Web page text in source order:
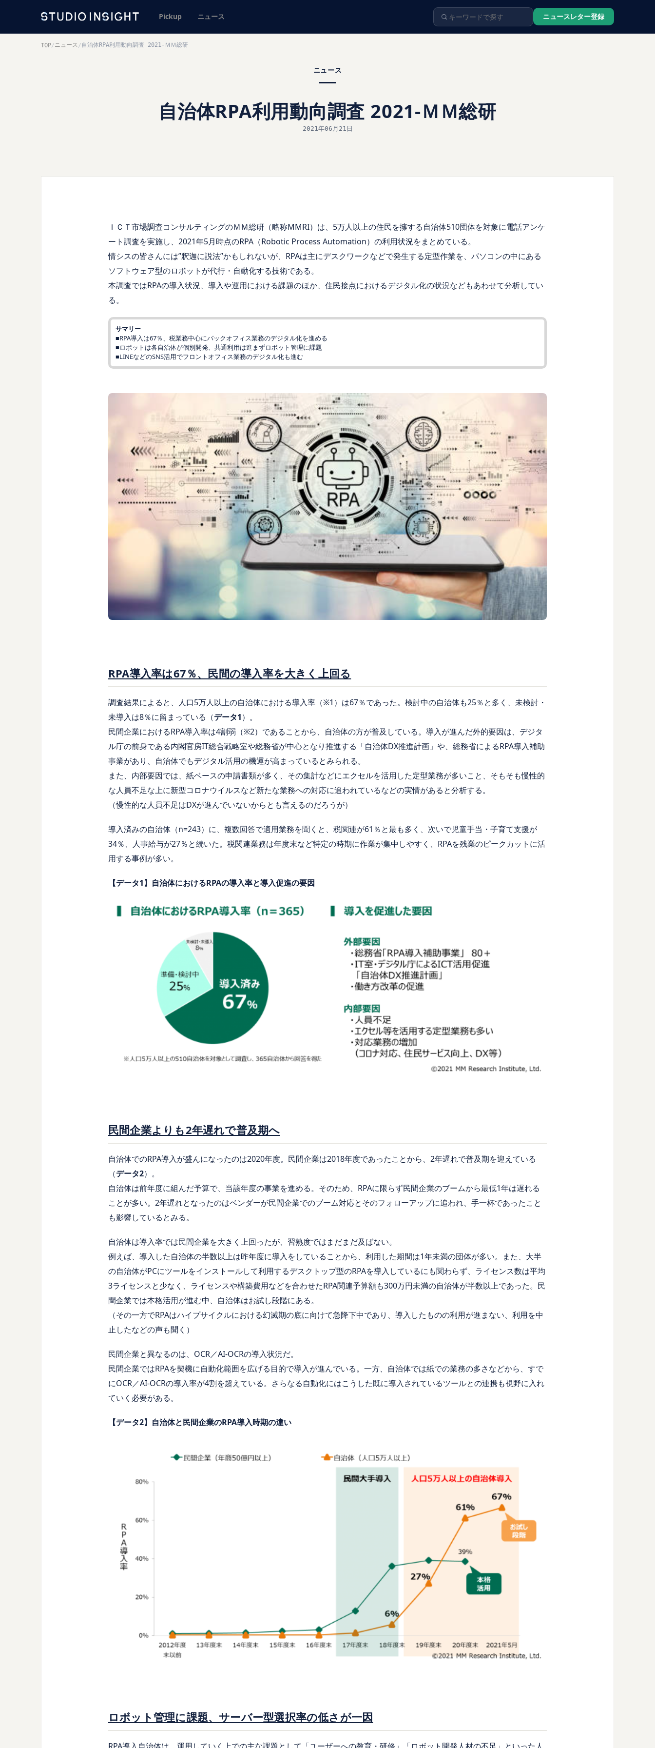
Pickup ニュース ニュースレター登録
TOP/ニュース /自治体RPA利用動向調査 2021-ＭＭ総研
ニュース
自治体RPA利用動向調査 2021-ＭＭ総研
2021年06月21日
ＩＣＴ市場調査コンサルティングのＭＭ総研（略称MMRI）は、5万人以上の住民を擁する自治体510団体を対象に電話アンケ
ート調査を実施し、2021年5月時点のRPA（Robotic Process Automation）の利用状況をまとめている。
情シスの皆さんには”釈迦に説法”かもしれないが、RPAは主にデスクワークなどで発生する定型作業を、パソコンの中にある
ソフトウェア型のロボットが代行・自動化する技術である。
本調査ではRPAの導入状況、導入や運用における課題のほか、住民接点におけるデジタル化の状況などもあわせて分析してい
る。
サマリー
■RPA導入は67％、税業務中心にバックオフィス業務のデジタル化を進める
■ロボットは各自治体が個別開発、共通利用は進まずロボット管理に課題
■LINEなどのSNS活用でフロントオフィス業務のデジタル化も進む
RPA導入率は67％、民間の導入率を大きく上回る
調査結果によると、人口5万人以上の自治体における導入率（※1）は67％であった。検討中の自治体も25％と多く、未検討・
未導入は8％に留まっている（データ1）。
民間企業におけるRPA導入率は4割弱（※2）であることから、自治体の方が普及している。導入が進んだ外的要因は、デジタ
ル庁の前身である内閣官房IT総合戦略室や総務省が中心となり推進する「自治体DX推進計画」や、総務省によるRPA導入補助
事業があり、自治体でもデジタル活用の機運が高まっているとみられる。
また、内部要因では、紙ベースの申請書類が多く、その集計などにエクセルを活用した定型業務が多いこと、そもそも慢性的
な人員不足な上に新型コロナウイルスなど新たな業務への対応に追われているなどの実情があると分析する。
（慢性的な人員不足はDXが進んでいないからとも言えるのだろうが）
導入済みの自治体（n=243）に、複数回答で適用業務を聞くと、税関連が61％と最も多く、次いで児童手当・子育て支援が
34％、人事給与が27％と続いた。税関連業務は年度末など特定の時期に作業が集中しやすく、RPAを残業のピークカットに活
用する事例が多い。
【データ1】自治体におけるRPAの導入率と導入促進の要因
民間企業よりも2年遅れで普及期へ
自治体でのRPA導入が盛んになったのは2020年度。民間企業は2018年度であったことから、2年遅れで普及期を迎えている
（データ2）。
自治体は前年度に組んだ予算で、当該年度の事業を進める。そのため、RPAに限らず民間企業のブームから最低1年は遅れる
ことが多い。2年遅れとなったのはベンダーが民間企業でのブーム対応とそのフォローアップに追われ、手一杯であったこと
も影響しているとみる。
自治体は導入率では民間企業を大きく上回ったが、習熟度ではまだまだ及ばない。
例えば、導入した自治体の半数以上は昨年度に導入をしていることから、利用した期間は1年未満の団体が多い。また、大半
の自治体がPCにツールをインストールして利用するデスクトップ型のRPAを導入しているにも関わらず、ライセンス数は平均
3ライセンスと少なく、ライセンスや構築費用などを合わせたRPA関連予算額も300万円未満の自治体が半数以上であった。民
間企業では本格活用が進む中、自治体はお試し段階にある。
（その一方でRPAはハイプサイクルにおける幻滅期の底に向けて急降下中であり、導入したものの利用が進まない、利用を中
止したなどの声も聞く）
民間企業と異なるのは、OCR／AI-OCRの導入状況だ。
民間企業ではRPAを契機に自動化範囲を広げる目的で導入が進んでいる。一方、自治体では紙での業務の多さなどから、すで
にOCR／AI-OCRの導入率が4割を超えている。さらなる自動化にはこうした既に導入されているツールとの連携も視野に入れ
ていく必要がある。
【データ2】自治体と民間企業のRPA導入時期の違い
ロボット管理に課題、サーバー型選択率の低さが一因